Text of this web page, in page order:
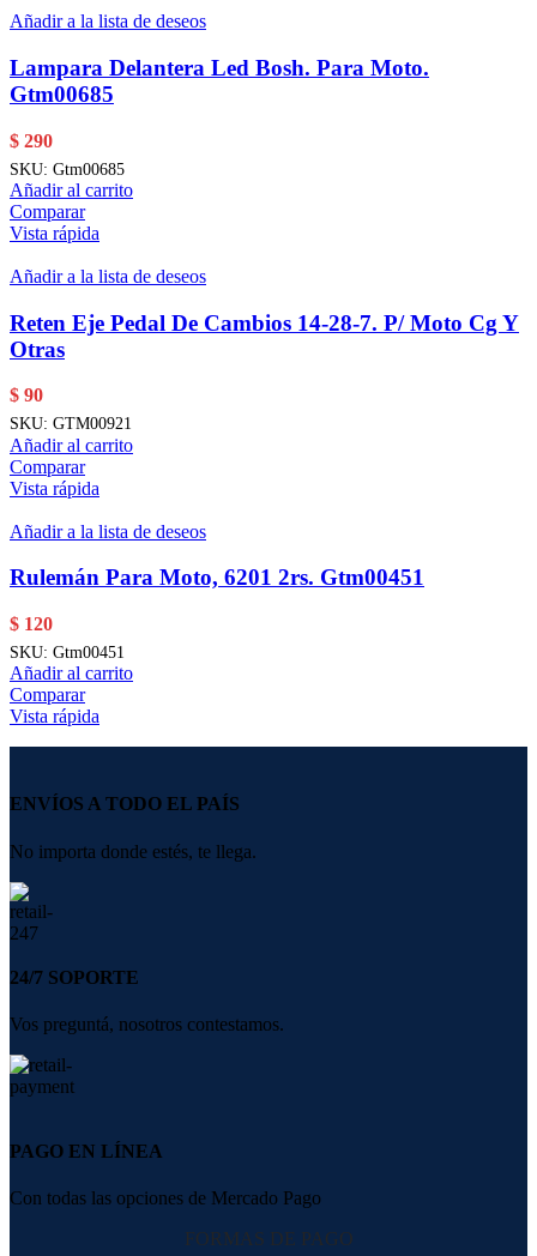
Añadir a la lista de deseos
Lampara Delantera Led Bosh. Para Moto.
Gtm00685
$ 290
SKU: Gtm00685
Añadir al carrito
Comparar
Vista rápida
Añadir a la lista de deseos
Reten Eje Pedal De Cambios 14-28-7. P/ Moto Cg Y
Otras
$ 90
SKU: GTM00921
Añadir al carrito
Comparar
Vista rápida
Añadir a la lista de deseos
Rulemán Para Moto, 6201 2rs. Gtm00451
$ 120
SKU: Gtm00451
Añadir al carrito
Comparar
Vista rápida
ENVÍOS A TODO EL PAÍS
No importa donde estés, te llega.
24/7 SOPORTE
Vos preguntá, nosotros contestamos.
PAGO EN LÍNEA
Con todas las opciones de Mercado Pago
FORMAS DE PAGO